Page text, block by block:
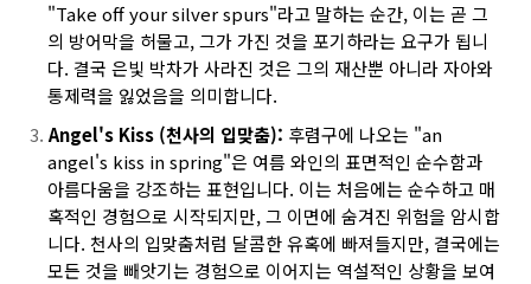
"Take off your silver spurs"라고 말하는 순간, 이는 곧 그
의 방어막을 허물고, 그가 가진 것을 포기하라는 요구가 됩니
다. 결국 은빛 박차가 사라진 것은 그의 재산뿐 아니라 자아와
통제력을 잃었음을 의미합니다.
Angel's Kiss (천사의 입맞춤): 후렴구에 나오는 "an
angel's kiss in spring"은 여름 와인의 표면적인 순수함과
아름다움을 강조하는 표현입니다. 이는 처음에는 순수하고 매
혹적인 경험으로 시작되지만, 그 이면에 숨겨진 위험을 암시합
니다. 천사의 입맞춤처럼 달콤한 유혹에 빠져들지만, 결국에는
모든 것을 빼앗기는 경험으로 이어지는 역설적인 상황을 보여